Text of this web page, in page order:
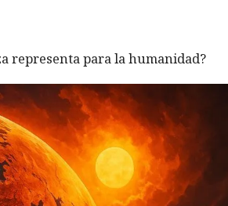
representa para la humanidad?